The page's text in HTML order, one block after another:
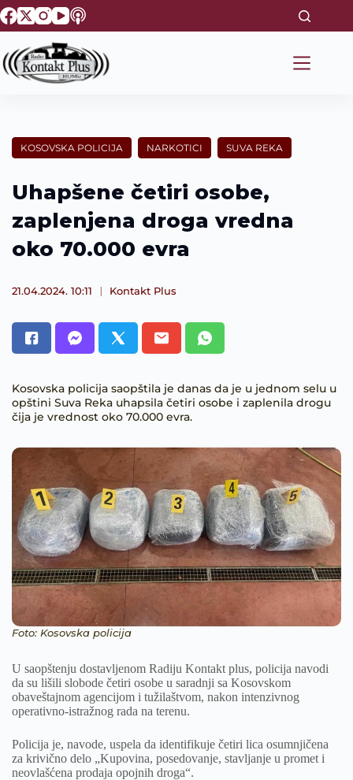
S
k
p
t
e
t
KOSOVSKA POLICIJA NARKOTICI SUVA REKA
Uhapšene četiri osobe,
zaplenjena droga vredna
oko 70.000 evra
21.04.2024. 10:11 Kontakt Plus
Kosovska policija saopštila je danas da je u jednom selu u
opštini Suva Reka uhapsila četiri osobe i zaplenila drogu
čija je vrednost oko 70.000 evra.
Foto: Kosovska policija
U saopštenju dostavljenom Radiju Kontakt plus, policija navodi
da su lišili slobode četiri osobe u saradnji sa Kosovskom
obaveštajnom agencijom i tužilaštvom, nakon intenzivnog
operativno-istražnog rada na terenu.
Policija je, navode, uspela da identifikuje četiri lica osumnjičena
za krivično delo „Kupovina, posedovanje, stavljanje u promet i
neovlašćena prodaja opojnih droga“.